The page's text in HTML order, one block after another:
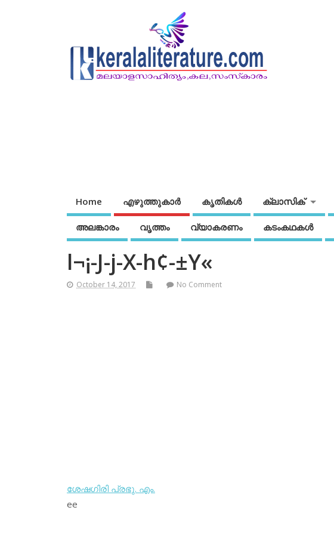
Home എഴുത്തുകാര്‍ കൃതികൾ ക്ലാസിക്
അലങ്കാരം വൃത്തം വ്യാകരണം കടംകഥകള്‍
l¬¡-J-j-X-h¢-±Y«
October 14, 2017 No Comment
ശേഷഗിരി പ്രഭു. എം.
ee